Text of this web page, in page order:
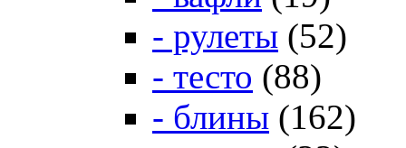
- рулеты (52)
- тесто (88)
- блины (162)